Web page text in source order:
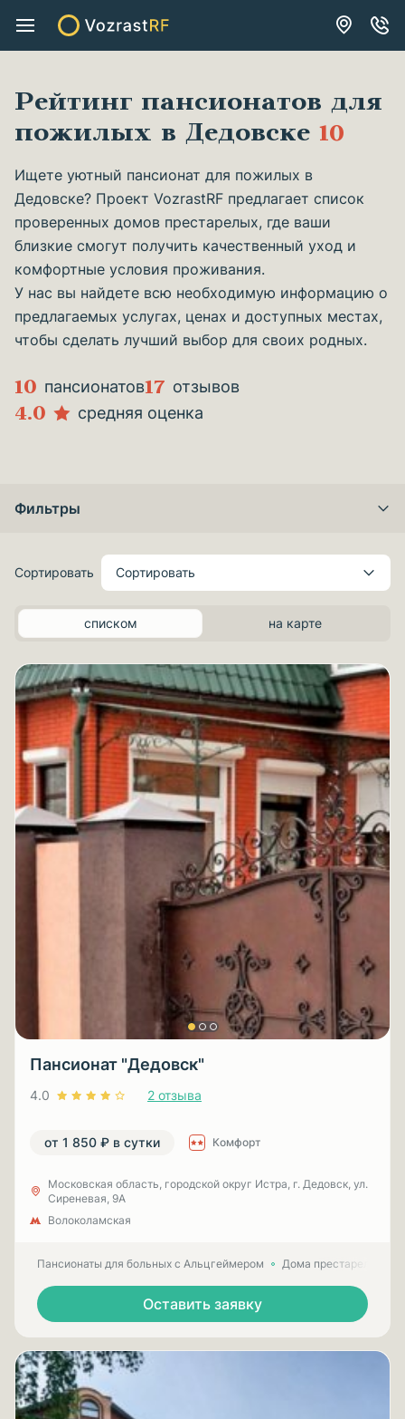
Рейтинг пансионатов для
пожилых в Дедовске 10
Ищете уютный пансионат для пожилых в
Дедовске? Проект VozrastRF предлагает список
проверенных домов престарелых, где ваши
близкие смогут получить качественный уход и
комфортные условия проживания.
У нас вы найдете всю необходимую информацию о
предлагаемых услугах, ценах и доступных местах,
чтобы сделать лучший выбор для своих родных.
10 пансионатов17 отзывов
4.0 средняя оценка
Фильтры
Сортировать Сортировать
списком на карте
Пансионат "Дедовск"
4.0 2 отзыва
от 1 850 ₽ в сутки Комфорт
Московская область, городской округ Истра, г. Дедовск, ул.
Сиреневая, 9А
Волоколамская
Пансионаты для больных с Альцгеймером Дома престарелых
Оставить заявку